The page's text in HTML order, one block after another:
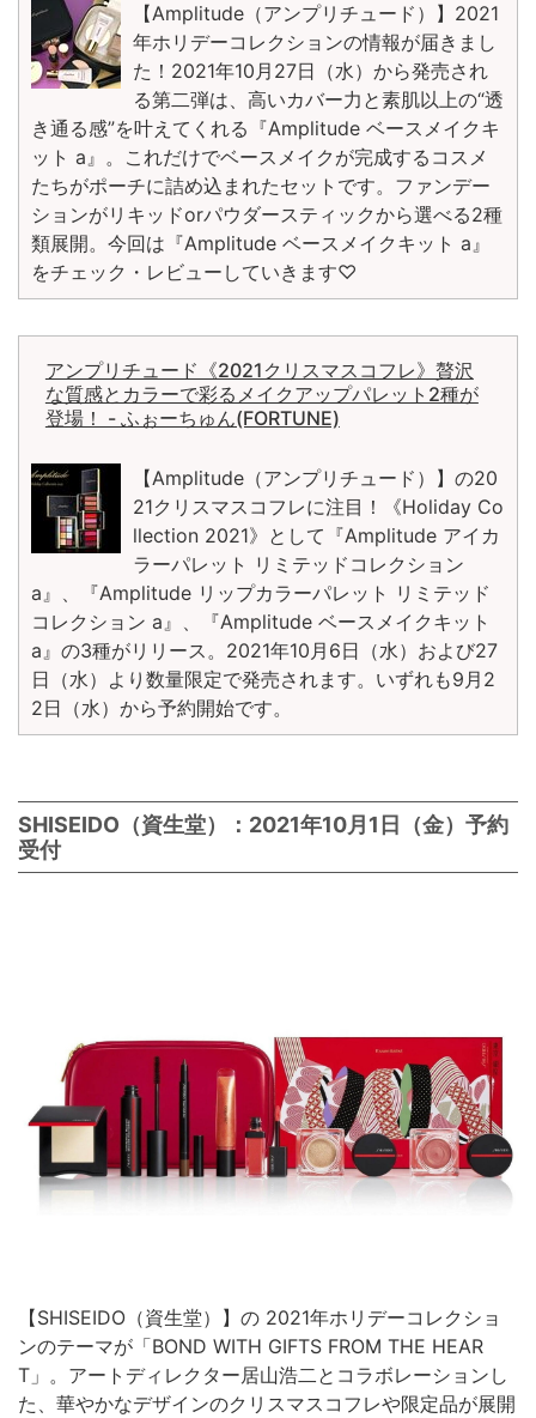
【Amplitude（アンプリチュード）】2021
年ホリデーコレクションの情報が届きまし
た！2021年10月27日（水）から発売され
る第二弾は、高いカバー力と素肌以上の“透
き通る感”を叶えてくれる『Amplitude ベースメイクキ
ット a』。これだけでベースメイクが完成するコスメ
たちがポーチに詰め込まれたセットです。ファンデー
ションがリキッドorパウダースティックから選べる2種
類展開。今回は『Amplitude ベースメイクキット a』
をチェック・レビューしていきます♡
アンプリチュード《2021クリスマスコフレ》贅沢
な質感とカラーで彩るメイクアップパレット2種が
登場！ - ふぉーちゅん(FORTUNE)
【Amplitude（アンプリチュード）】の20
21クリスマスコフレに注目！《Holiday Co
llection 2021》として『Amplitude アイカ
ラーパレット リミテッドコレクション
a』、『Amplitude リップカラーパレット リミテッド
コレクション a』、『Amplitude ベースメイクキット
a』の3種がリリース。2021年10月6日（水）および27
日（水）より数量限定で発売されます。いずれも9月2
2日（水）から予約開始です。
SHISEIDO（資生堂）：2021年10月1日（金）予約
受付
【SHISEIDO（資生堂）】の 2021年ホリデーコレクショ
ンのテーマが「BOND WITH GIFTS FROM THE HEAR
T」。アートディレクター居山浩二とコラボレーションし
た、華やかなデザインのクリスマスコフレや限定品が展開